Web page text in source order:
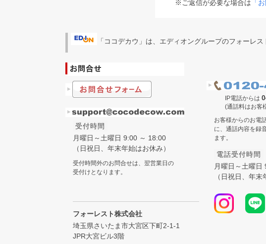
※ご返信が必要な場合は 「
「ココデカウ」は、エディオングループのフォーレ
受付時間
月曜日～土曜日 9:00 ～ 18:00
（日祝日、年末年始はお休み）
受付時間外のお問合せは、翌営業日の
受付けとなります。
フォーレスト株式会社
埼玉県さいたま市大宮区下町2-1-1
JPR大宮ビル3階
IP電話からは
(通話料はお客
お客様からのお電
に、通話内容を録
ます。
電話受付時間
月曜日～土曜日
（日祝日、年末